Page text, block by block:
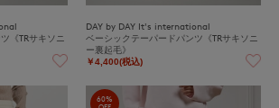
《TRサキソニ
DAY by DAY It's international
ベーシックテーパードパンツ《TRサキソニ
ー裏起毛》
￥4,400(税込)
60%